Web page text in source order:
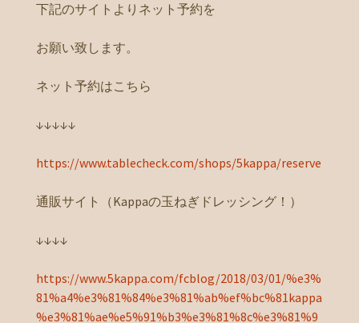
下記のサイトよりネット予約を
お願い致します。
ネット予約はこちら
↓↓↓↓↓
https://www.tablecheck.com/shops/5kappa/reserve
通販サイト（Kappaの玉ねぎドレッシング！）
↓↓↓↓
https://www.5kappa.com/fcblog/2018/03/01/%e3%
81%a4%e3%81%84%e3%81%ab%ef%bc%81kappa
%e3%81%ae%e5%91%b3%e3%81%8c%e3%81%9